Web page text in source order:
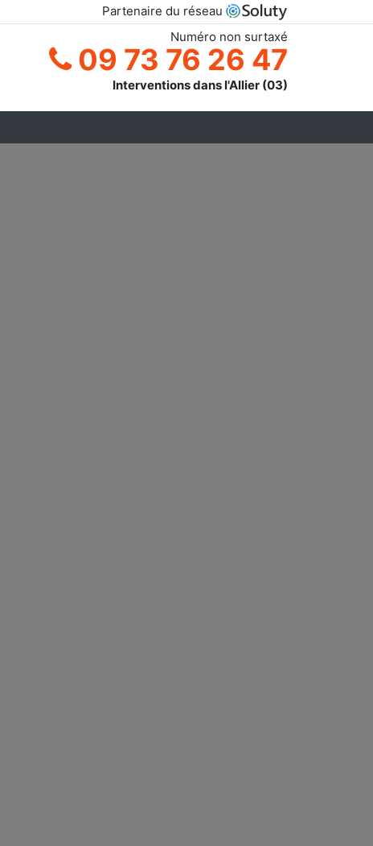
Partenaire du réseau
Numéro non surtaxé
09 73 76 26 47
Interventions dans l'Allier (03)